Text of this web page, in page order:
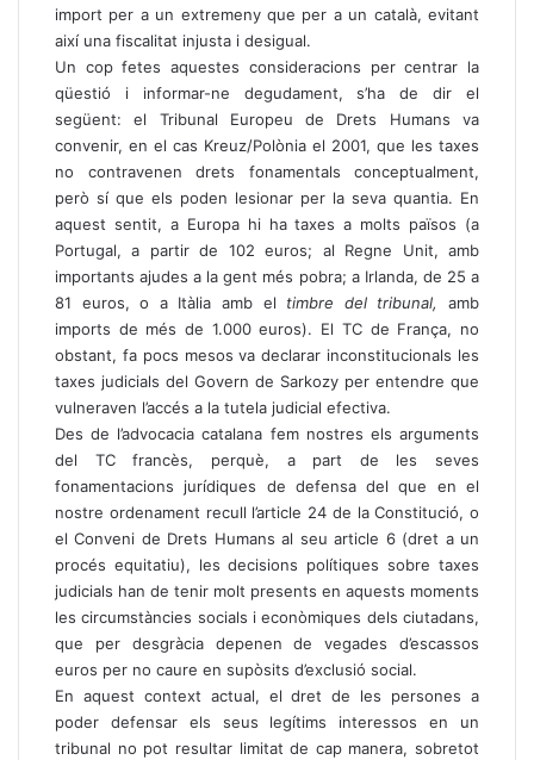
import per a un extremeny que per a un català, evitant
així una fiscalitat injusta i desigual.
Un cop fetes aquestes consideracions per centrar la
qüestió i informar-ne degudament, s’ha de dir el
següent: el Tribunal Europeu de Drets Humans va
convenir, en el cas Kreuz/Polònia el 2001, que les taxes
no contravenen drets fonamentals conceptualment,
però sí que els poden lesionar per la seva quantia. En
aquest sentit, a Europa hi ha taxes a molts països (a
Portugal, a partir de 102 euros; al Regne Unit, amb
importants ajudes a la gent més pobra; a Irlanda, de 25 a
81 euros, o a Itàlia amb el timbre del tribunal,amb
imports de més de 1.000 euros). El TC de França, no
obstant, fa pocs mesos va declarar inconstitucionals les
taxes judicials del Govern de Sarkozy per entendre que
vulneraven l’accés a la tutela judicial efectiva.
Des de l’advocacia catalana fem nostres els arguments
del TC francès, perquè, a part de les seves
fonamentacions jurídiques de defensa del que en el
nostre ordenament recull l’article 24 de la Constitució, o
el Conveni de Drets Humans al seu article 6 (dret a un
procés equitatiu), les decisions polítiques sobre taxes
judicials han de tenir molt presents en aquests moments
les circumstàncies socials i econòmiques dels ciutadans,
que per desgràcia depenen de vegades d’escassos
euros per no caure en supòsits d’exclusió social.
En aquest context actual, el dret de les persones a
poder defensar els seus legítims interessos en un
tribunal no pot resultar limitat de cap manera, sobretot